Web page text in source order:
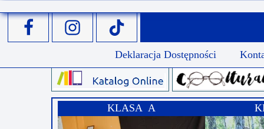
KLASA A
Deklaracja Dostępności